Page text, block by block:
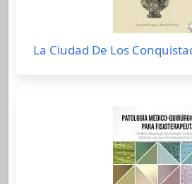
La Ciudad De Los